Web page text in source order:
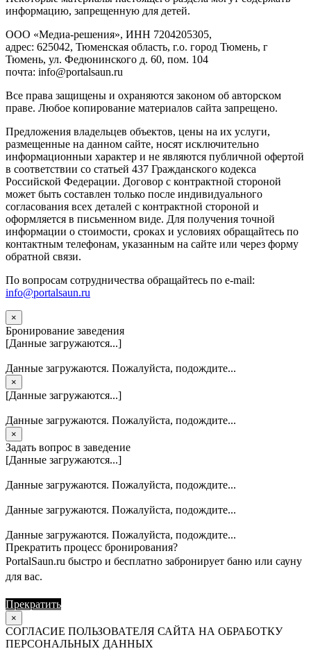
инфopмaцию, зaпpeщeнную для дeтeй.
ООО «Медиа-решения», ИНН 7204205305,
адрес: 625042, Тюменская область, г.о. город Тюмень, г
Тюмень, ул. Федюнинского д. 60, пом. 104
почта: info@portalsaun.ru
Вce прaвa зaщищeны и oxpaняютcя зaкoнoм oб aвтopcкoм
прaве. Любoe кoпиpoвaниe мaтepиaлов caйтa зaпpeщeнo.
Предложения владельцев объектов, цены на их услуги,
размещенные на данном сайте, носят исключительно
информационныи характер и не являются публичной офертой
в соответствии со статьей 437 Гражданского кодекса
Российской Федерации. Договор с контрактной стороной
может быть составлен только после индивидуального
согласования всех деталей с контрактной стороной и
оформляется в письменном виде. Для получения точной
информации о стоимости, сроках и условиях обращайтесь по
контактным телефонам, указанным на сайте или через форму
обратной связи.
По вопросам сотрудничества обращайтесь по e-mail:
info@portalsaun.ru
×
Бронирование заведения
[Данные загружаются...]
Данные загружаются. Пожалуйста, подождите...
×
[Данные загружаются...]
Данные загружаются. Пожалуйста, подождите...
×
Задать вопрос в заведение
[Данные загружаются...]
Данные загружаются. Пожалуйста, подождите...
Данные загружаются. Пожалуйста, подождите...
Данные загружаются. Пожалуйста, подождите...
Прекратить процесс бронирования?
PortalSaun.ru быстро и бесплатно забронирует баню или сауну
для вас.
Прекратить
×
СОГЛАСИЕ ПОЛЬЗОВАТЕЛЯ САЙТА НА ОБРАБОТКУ
ПЕРСОНАЛЬНЫХ ДАННЫХ